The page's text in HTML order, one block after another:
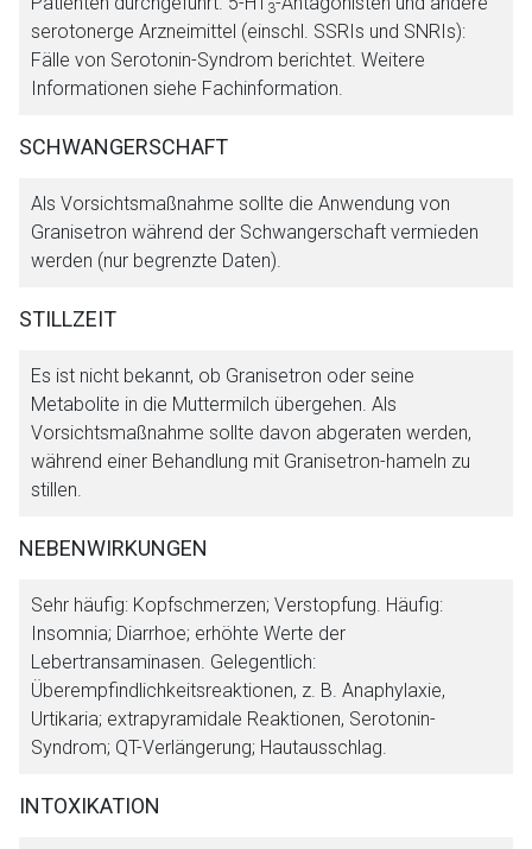
3
serotonerge Arzneimittel (einschl. SSRIs und SNRIs):
Fälle von Serotonin-Syndrom berichtet. Weitere
Informationen siehe Fachinformation.
SCHWANGERSCHAFT
Als Vorsichtsmaßnahme sollte die Anwendung von
Granisetron während der Schwangerschaft vermieden
werden (nur begrenzte Daten).
STILLZEIT
Es ist nicht bekannt, ob Granisetron oder seine
Metabolite in die Muttermilch übergehen. Als
Vorsichtsmaßnahme sollte davon abgeraten werden,
während einer Behandlung mit Granisetron-hameln zu
stillen.
NEBENWIRKUNGEN
Sehr häufig: Kopfschmerzen; Verstopfung. Häufig:
Insomnia; Diarrhoe; erhöhte Werte der
Lebertransaminasen. Gelegentlich:
Überempfindlichkeitsreaktionen, z. B. Anaphylaxie,
Urtikaria; extrapyramidale Reaktionen, Serotonin-
Syndrom; QT-Verlängerung; Hautausschlag.
INTOXIKATION